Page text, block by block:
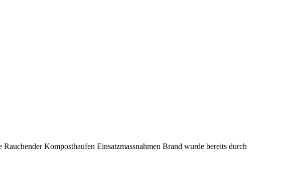
Komposthaufen Einsatzmassnahmen Brand wurde bereits durch